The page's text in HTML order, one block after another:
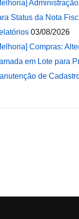
Status da Nota
03/08/2026
Compras:
em Lote para
de